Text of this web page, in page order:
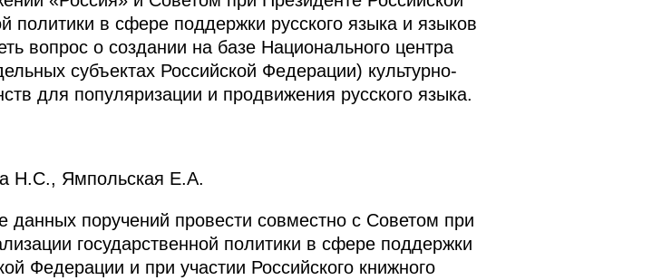
политики в сфере поддержки русского языка и языков
вопрос о создании на базе Национального центра
субъектах Российской Федерации) культурно-
для популяризации и продвижения русского языка.
Н.С., Ямпольская Е.А.
поручений провести совместно с Советом при
государственной политики в сфере поддержки
Федерации и при участии Российского книжного